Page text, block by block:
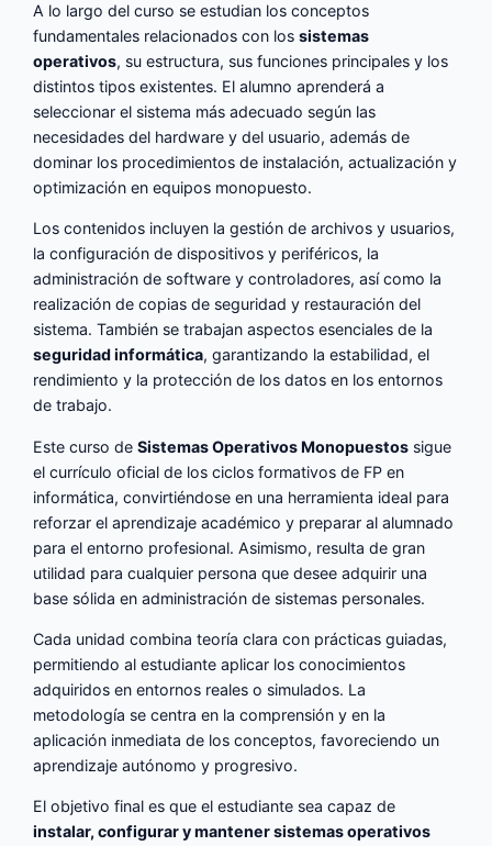
A lo largo del curso se estudian los conceptos
fundamentales relacionados con lossistemas
operativos, su estructura, sus funciones principales y los
distintos tipos existentes. El alumno aprenderá a
seleccionar el sistema más adecuado según las
necesidades del hardware y del usuario, además de
dominar los procedimientos de instalación, actualización y
optimización en equipos monopuesto.
Los contenidos incluyen la gestión de archivos y usuarios,
la configuración de dispositivos y periféricos, la
administración de software y controladores, así como la
realización de copias de seguridad y restauración del
sistema. También se trabajan aspectos esenciales de la
seguridad informática, garantizando la estabilidad, el
rendimiento y la protección de los datos en los entornos
de trabajo.
Este curso deSistemas Operativos Monopuestos sigue
el currículo oficial de los ciclos formativos de FP en
informática, convirtiéndose en una herramienta ideal para
reforzar el aprendizaje académico y preparar al alumnado
para el entorno profesional. Asimismo, resulta de gran
utilidad para cualquier persona que desee adquirir una
base sólida en administración de sistemas personales.
Cada unidad combina teoría clara con prácticas guiadas,
permitiendo al estudiante aplicar los conocimientos
adquiridos en entornos reales o simulados. La
metodología se centra en la comprensión y en la
aplicación inmediata de los conceptos, favoreciendo un
aprendizaje autónomo y progresivo.
El objetivo final es que el estudiante sea capaz de
instalar, configurar y mantener sistemas operativos